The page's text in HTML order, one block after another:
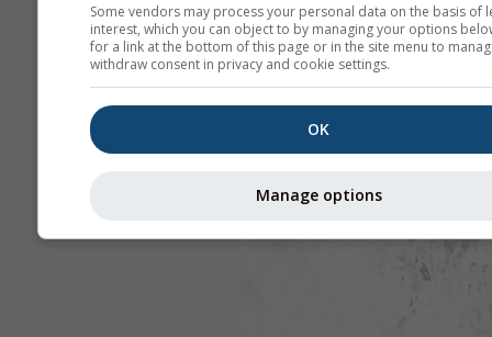
Some vendors may process your personal data on the basis of
interest, which you can object to by managing your options
for a link at the bottom of this page or in the site menu to
withdraw consent in privacy and cookie settings.
OK
Manage options